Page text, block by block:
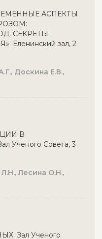
АСПЕКТЫ
СЕКРЕТЫ
Еленинский зал, 2
Доскина Е.В.,
В
Совета, 3
Лесина О.Н.,
Зал Ученого